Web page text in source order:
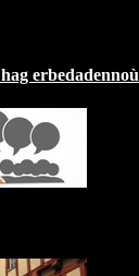
erbedadennoù